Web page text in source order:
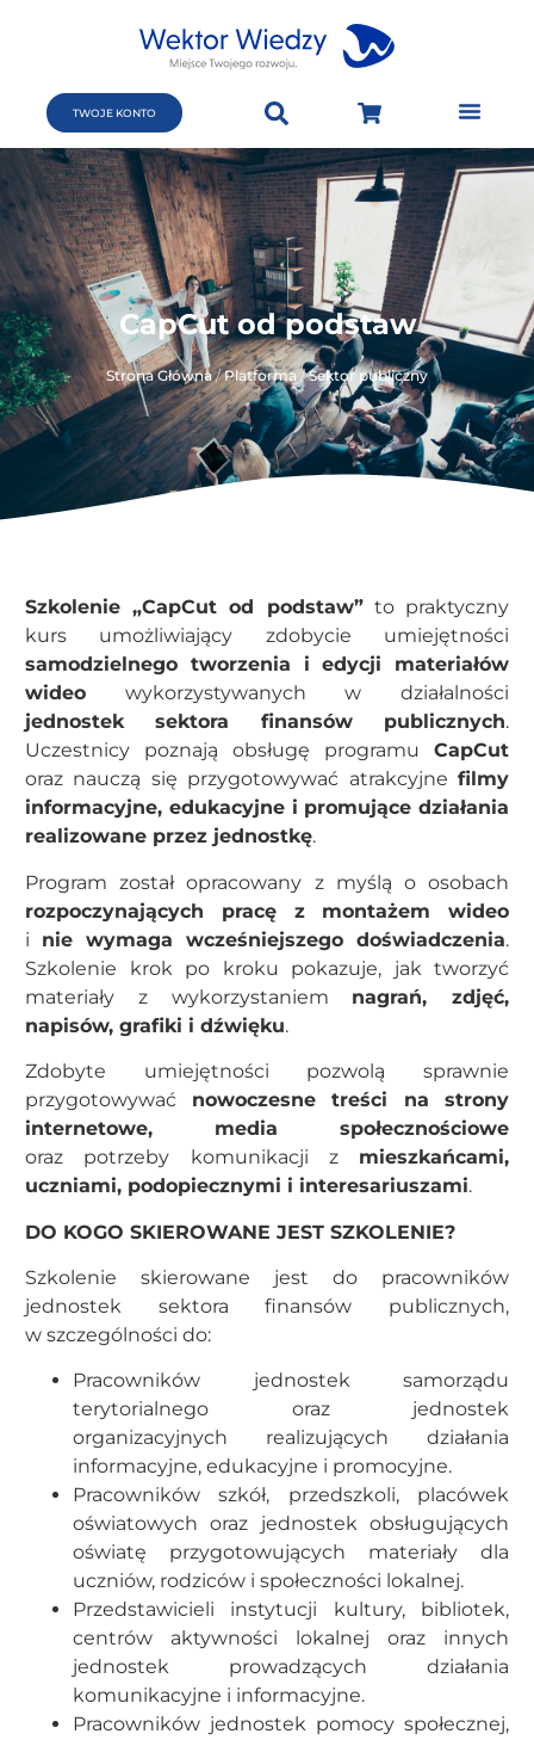
TWOJE KONTO
CapCut od podstaw
Strona Główna/Platforma /Sektor publiczny
Szkolenie „CapCut od podstaw”to praktyczny
kurs umożliwiający zdobycie umiejętności
samodzielnego tworzenia i edycji materiałów
wideo wykorzystywanych w działalności
jednostek sektora finansów publicznych.
Uczestnicy poznają obsługę programu CapCut
oraz nauczą się przygotowywać atrakcyjne filmy
informacyjne, edukacyjne i promujące działania
realizowane przez jednostkę.
Program został opracowany z myślą o osobach
rozpoczynających pracę z montażem wideo
i nie wymaga wcześniejszego doświadczenia.
Szkolenie krok po kroku pokazuje, jak tworzyć
materiały z wykorzystaniem nagrań, zdjęć,
napisów, grafiki i dźwięku.
Zdobyte umiejętności pozwolą sprawnie
przygotowywać nowoczesne treści na strony
internetowe, media społecznościowe
oraz potrzeby komunikacji z mieszkańcami,
uczniami, podopiecznymi i interesariuszami.
DO KOGO SKIEROWANE JEST SZKOLENIE?
Szkolenie skierowane jest do pracowników
jednostek sektora finansów publicznych,
w szczególności do:
Pracowników jednostek samorządu
terytorialnego oraz jednostek
organizacyjnych realizujących działania
informacyjne, edukacyjne i promocyjne.
Pracowników szkół, przedszkoli, placówek
oświatowych oraz jednostek obsługujących
oświatę przygotowujących materiały dla
uczniów, rodziców i społeczności lokalnej.
Przedstawicieli instytucji kultury, bibliotek,
centrów aktywności lokalnej oraz innych
jednostek prowadzących działania
komunikacyjne i informacyjne.
Pracowników jednostek pomocy społecznej,